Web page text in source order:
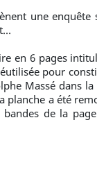
une enquête
en 6 pages
pour
Massé dans la
planche a été
de la